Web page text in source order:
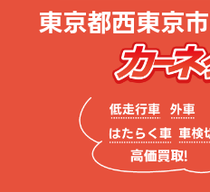
東京都西東京市